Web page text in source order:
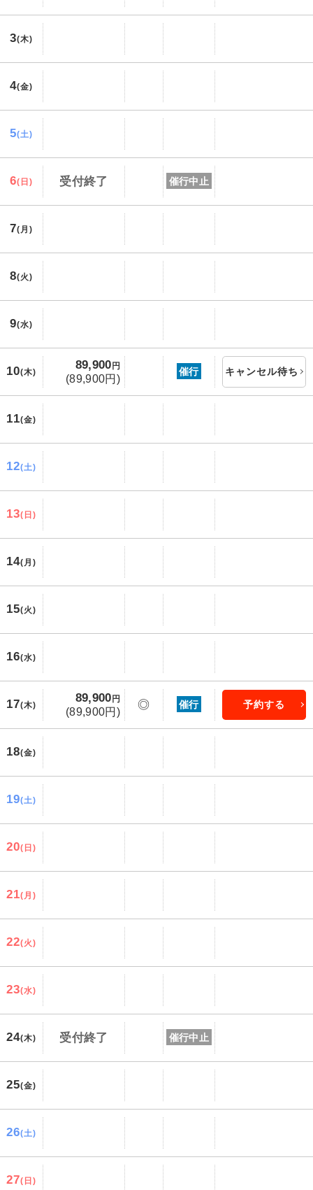
3(木)
4(金)
5(土)
6(日) 受付終了 催行中止
7(月)
8(火)
9(水)
10(木)
89,900 円
(89,900円)
催行 キャンセル待ち
11(金)
12(土)
13(日)
14(月)
15(火)
16(水)
17(木)
89,900 円
(89,900円)
◎ 催行 予約する
18(金)
19(土)
20(日)
21(月)
22(火)
23(水)
24(木) 受付終了 催行中止
25(金)
26(土)
27(日)